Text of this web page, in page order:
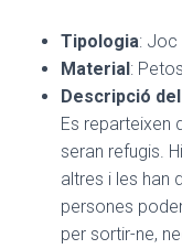
Tipologia: Joc
Material:
Descripció
Es reparteixen
seran refugis.
altres i les han
persones
per sortir-ne,